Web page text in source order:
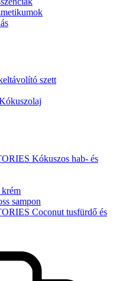
szett
Kókuszos hab- és
sampon
Coconut tusfürdő és